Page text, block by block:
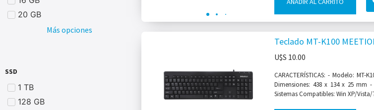
20 GB
Más opciones
SSD
1 TB
128 GB
Teclado MT-K100
U$S 10.00
CARACTERÍSTICAS: - Modelo:
Dimensiones: 438 x 134 x 25 mm
Sistemas Compatibles: Win XP/